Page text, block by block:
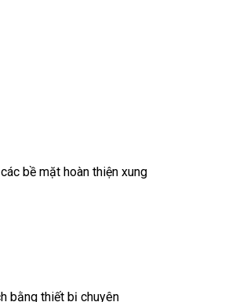
bề mặt hoàn thiện xung
bằng thiết bị chuyên